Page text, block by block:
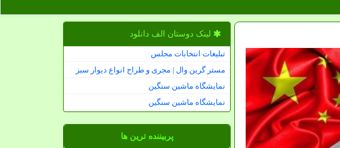
لینک دوستان الف دانلود
تبلیغات انتخابات مجلس
مستر گرین وال | مجری و طراح انواع دیوار سبز
نمایشگاه ماشین سنگین
نمایشگاه ماشین سنگین
پربیننده ترین ها